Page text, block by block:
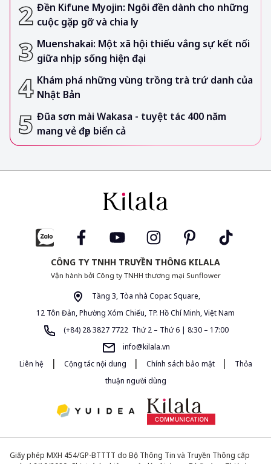
Đền Kifune Myojin: Ngôi đền dành cho những
cuộc gặp gỡ và chia ly
Muenshakai: Một xã hội thiếu vắng sự kết nối
giữa nhịp sống hiện đại
Khám phá những vùng trồng trà trứ danh của
Nhật Bản
Đũa sơn mài Wakasa - tuyệt tác 400 năm
mang vẻ đẹp biển cả
CÔNG TY TNHH TRUYỀN THÔNG KILALA
Vận hành bởi Công ty TNHH thương mại Sunflower
Tầng 3, Tòa nhà Copac Square,
12 Tôn Đản, Phường Xóm Chiếu, TP. Hồ Chí Minh, Việt Nam
(+84) 28 3827 7722 Thứ 2 – Thứ 6 | 8:30 – 17:00
info@kilala.vn
Liên hệ
| Cộng tác nội dung | Chính sách bảo mật |
Thỏa
thuận người dùng
Giấy phép MXH 454/GP-BTTTT do Bộ Thông Tin và Truyền Thông cấp